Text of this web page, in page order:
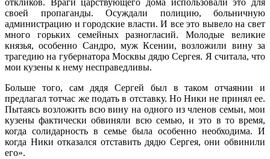
откликов. Враги царствующего дома использовали это для
своей пропаганды. Осуждали полицию, больничную
администрацию и городские власти. И все это вывело на свет
много горьких семейных разногласий. Молодые великие
князья, особенно Сандро, муж Ксении, возложили вину за
трагедию на губернатора Москвы дядю Сергея. Я считала, что
мои кузены к нему несправедливы.
Больше того, сам дядя Сергей был в таком отчаянии и
предлагал тотчас же подать в отставку. Но Ники не принял ее.
Пытаясь возложить всю вину на одного из членов семьи, мои
кузены фактически обвиняли всю семью, и это в то время,
когда солидарность в семье была особенно необходима. И
когда Ники отказался отставить дядю Сергея, они обвинили
его».